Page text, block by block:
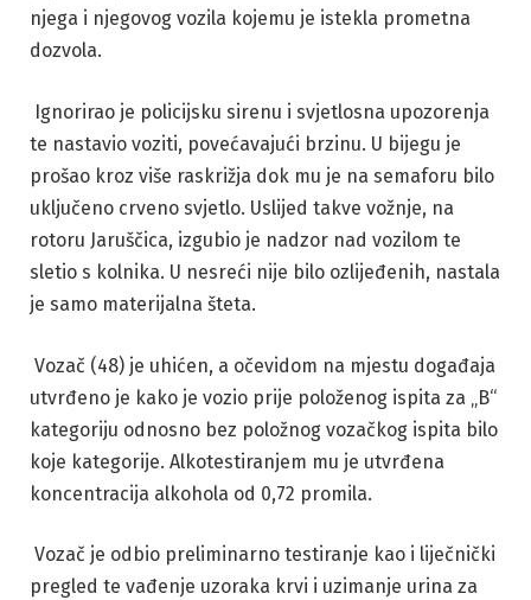
njega i njegovog vozila kojemu je istekla prometna
dozvola.
Ignorirao je policijsku sirenu i svjetlosna upozorenja
te nastavio voziti, povećavajući brzinu. U bijegu je
prošao kroz više raskrižja dok mu je na semaforu bilo
uključeno crveno svjetlo. Uslijed takve vožnje, na
rotoru Jaruščica, izgubio je nadzor nad vozilom te
sletio s kolnika. U nesreći nije bilo ozlijeđenih, nastala
je samo materijalna šteta.
Vozač (48) je uhićen, a očevidom na mjestu događaja
utvrđeno je kako je vozio prije položenog ispita za „B“
kategoriju odnosno bez položnog vozačkog ispita bilo
koje kategorije. Alkotestiranjem mu je utvrđena
koncentracija alkohola od 0,72 promila.
Vozač je odbio preliminarno testiranje kao i liječnički
pregled te vađenje uzoraka krvi i uzimanje urina za